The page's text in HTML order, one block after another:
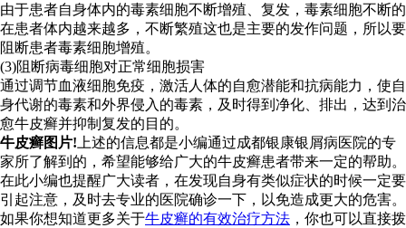
由于患者自身体内的毒素细胞不断增殖、复发，毒素细胞不断的
在患者体内越来越多，不断繁殖这也是主要的发作问题，所以要
阻断患者毒素细胞增殖。
(3)阻断病毒细胞对正常细胞损害
通过调节血液细胞免疫，激活人体的自愈潜能和抗病能力，使自
身代谢的毒素和外界侵入的毒素，及时得到净化、排出，达到治
愈牛皮癣并抑制复发的目的。
牛皮癣图片! 上述的信息都是小编通过成都银康银屑病医院的专
家所了解到的，希望能够给广大的牛皮癣患者带来一定的帮助。
在此小编也提醒广大读者，在发现自身有类似症状的时候一定要
引起注意，及时去专业的医院确诊一下，以免造成更大的危害。
如果你想知道更多关于牛皮癣的有效治疗方法 ，你也可以直接拨